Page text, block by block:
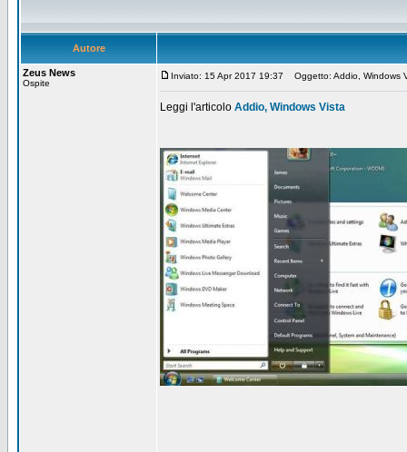
Autore
Zeus News
Ospite
Inviato: 15 Apr 2017 19:37 Oggetto: Addio, Windows
Leggi l'articolo Addio, Windows Vista